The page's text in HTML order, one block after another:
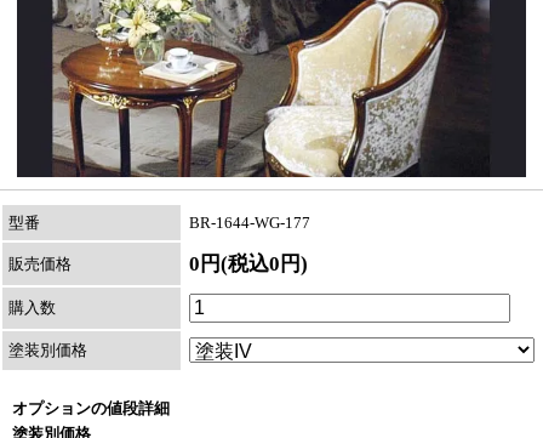
型番 BR-1644-WG-177
販売価格 0円(税込0円)
購入数
塗装別価格
オプションの値段詳細
塗装別価格